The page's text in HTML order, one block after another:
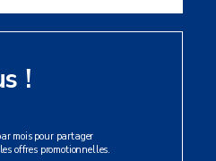
!
mois pour partager
offres promotionnelles.